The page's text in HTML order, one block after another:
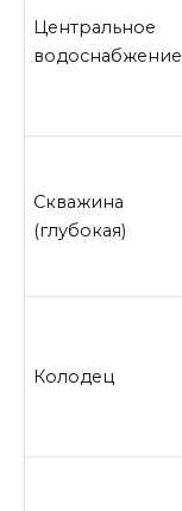
Центральное
водоснабжение
Скважина
(глубокая)
Колодец